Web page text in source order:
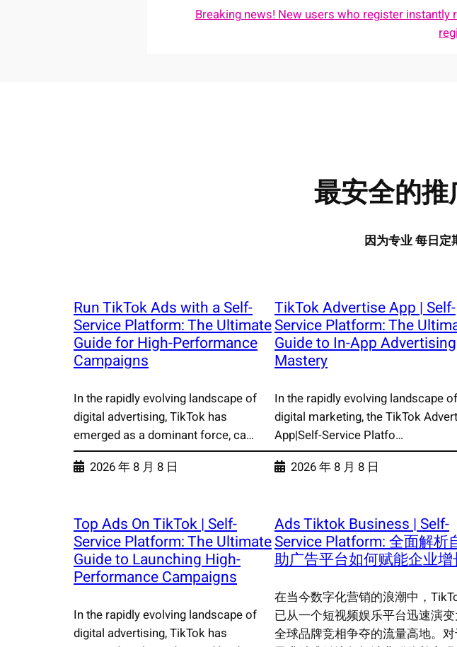
Breaking news! New users who register
最安全的
因为专业 每日定
Run TikTok Ads with a Self-
Service Platform: The Ultimate
Guide for High-Performance
Campaigns
In the rapidly evolving landscape of
digital advertising, TikTok has
emerged as a dominant force, ca…
2026 年 8 月 8 日
TikTok Advertise App | Self-
Service Platform: The
Guide to In-App Advertising
Mastery
In the rapidly evolving landscape of
digital marketing, the TikTok
App|Self-Service Platfo…
2026 年 8 月 8 日
Top Ads On TikTok | Self-
Service Platform: The Ultimate
Guide to Launching High-
Performance Campaigns
In the rapidly evolving landscape of
digital advertising, TikTok has
Ads Tiktok Business | Self-
Service Platform: 全面解析
助广告平台如何赋能企业增
在当今数字化营销的浪潮中，
已从一个短视频娱乐平台迅速演
全球品牌竞相争夺的流量高地。